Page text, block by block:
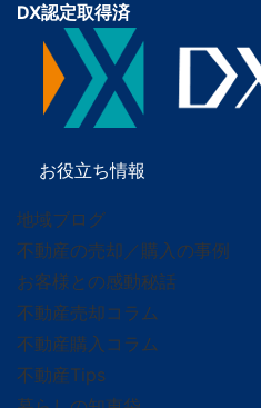
DX認定取得済
お役立ち情報
地域ブログ
不動産の売却／購入の事例
お客様との感動秘話
不動産売却コラム
不動産購入コラム
不動産Tips